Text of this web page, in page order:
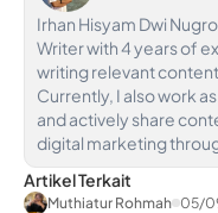
Irhan Hisyam Dwi
Writer with 4 years of
writing relevant
Currently, I also work
and actively share
digital marketing
Artikel Terkait
Muthiatur Rohmah 05/